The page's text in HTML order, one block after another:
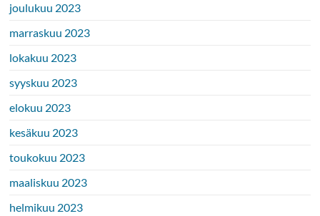
joulukuu 2023
marraskuu 2023
lokakuu 2023
syyskuu 2023
elokuu 2023
kesäkuu 2023
toukokuu 2023
maaliskuu 2023
helmikuu 2023